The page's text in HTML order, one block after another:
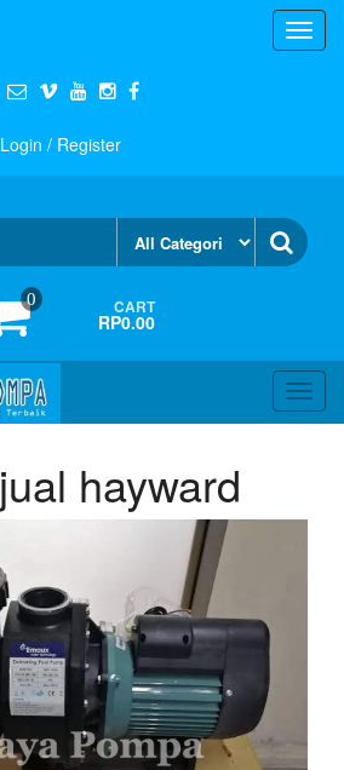
Login / Register
0 CART
RP0.00
jual hayward